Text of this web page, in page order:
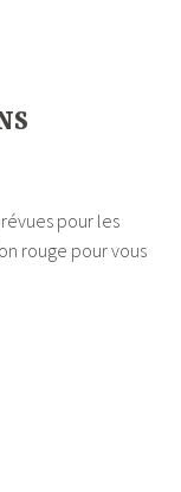
pour les
rouge pour vous